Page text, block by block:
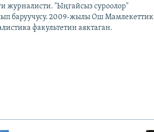
журналисти. "Ыңгайсыз суроолор"
баруучусу. 2009-жылы Ош Мамлекеттик
факультетин аяктаган.